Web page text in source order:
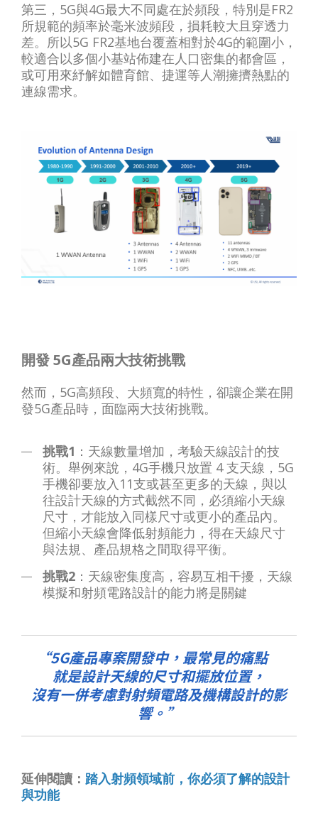
第三，5G與4G最大不同處在於頻段，特別是FR2
所規範的頻率於毫米波頻段，損耗較大且穿透力
差。所以5G FR2基地台覆蓋相對於4G的範圍小，
較適合以多個小基站佈建在人口密集的都會區，
或可用來紓解如體育館、捷運等人潮擁擠熱點的
連線需求。
開發 5G產品兩大技術挑戰
然而，5G高頻段、大頻寬的特性，卻讓企業在開
發5G產品時，面臨兩大技術挑戰。
挑戰1 ：天線數量增加，考驗天線設計的技
術。舉例來說，4G手機只放置 4 支天線，5G
手機卻要放入11支或甚至更多的天線，與以
往設計天線的方式截然不同，必須縮小天線
尺寸，才能放入同樣尺寸或更小的產品內。
但縮小天線會降低射頻能力，得在天線尺寸
與法規、產品規格之間取得平衡。
挑戰2 ：天線密集度高，容易互相干擾，天線
模擬和射頻電路設計的能力將是關鍵
5G產品專案開發中，最常見的痛點
就是設計天線的尺寸和擺放位置，
沒有一併考慮對射頻電路及機構設計的影
響。​​​​​
延伸閱讀： 踏入射頻領域前，你必須了解的設計
與功能